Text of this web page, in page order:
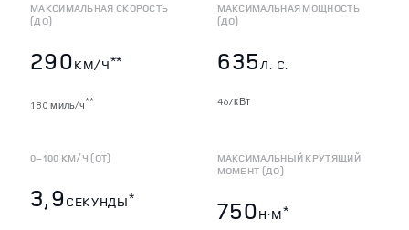
МАКСИМАЛЬНАЯ СКОРОСТЬ
(ДО)
290КМ/Ч**
180 миль/ч**
МАКСИМАЛЬНАЯ МОЩНОСТЬ
(ДО)
635Л. С.
467кВт
0–100 КМ/Ч (ОТ)
3,9СЕКУНДЫ*
МАКСИМАЛЬНЫЙ КРУТЯЩИЙ
МОМЕНТ (ДО)
750Н·М*